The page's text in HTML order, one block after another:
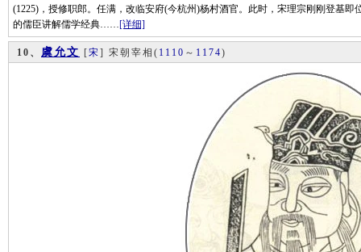
(1225)，授修职郎。任满，改临安府(今杭州)杨村酒官。此时，宋理宗刚刚登基
的儒臣讲解儒学经典……[详细]
10、 虞允文 [宋 ] 宋朝宰相 ( 1110 ～ 1174)